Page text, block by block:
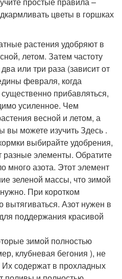
цветы в горшках
растения удобряют в
летом. Затем частоту
или три раза (зависит от
февраля, когда
прибавляться,
усиленное. Чем
весной и летом, а
вы можете изучить Здесь .
выбирайте удобрения,
разные элементы. Обратите
много азота. Этот элемент
зеленой массы, что зимой
При коротком
вытягиваться. Азот нужен в
поддержания красивой
зимой полностью
клубневая бегония ), не
содержат в прохладных